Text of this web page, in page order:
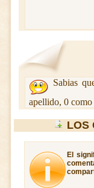
Sabias
apellido, 0
LOS
El